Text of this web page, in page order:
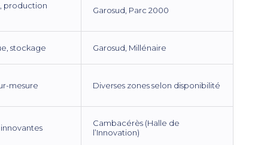
production
Garosud, Parc 2000
stockage Garosud, Millénaire
mesure Diverses zones selon disponibilité
Cambacérès (Halle de
l’Innovation)